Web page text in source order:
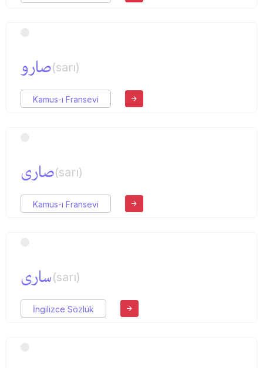
صارو(sarı)
Kamus-ı Fransevi
صاری(sarı)
Kamus-ı Fransevi
ساری(sarı)
İngilizce Sözlük